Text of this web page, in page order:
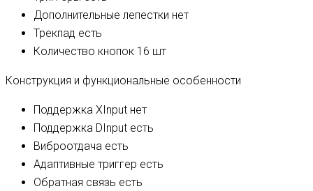
Дополнительные лепестки нет
Трекпад есть
Количество кнопок 16 шт
Конструкция и функциональные особенности
Поддержка XInput нет
Поддержка DInput есть
Виброотдача есть
Адаптивные триггер есть
Обратная связь есть